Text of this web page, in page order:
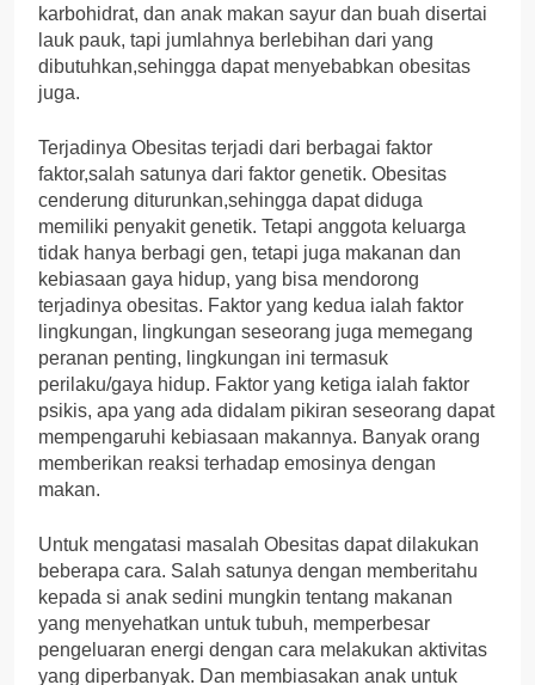
karbohidrat, dan anak makan sayur dan buah disertai
lauk pauk, tapi jumlahnya berlebihan dari yang
dibutuhkan,sehingga dapat menyebabkan obesitas
juga.
Terjadinya Obesitas terjadi dari berbagai faktor
faktor,salah satunya dari faktor genetik. Obesitas
cenderung diturunkan,sehingga dapat diduga
memiliki penyakit genetik. Tetapi anggota keluarga
tidak hanya berbagi gen, tetapi juga makanan dan
kebiasaan gaya hidup, yang bisa mendorong
terjadinya obesitas. Faktor yang kedua ialah faktor
lingkungan, lingkungan seseorang juga memegang
peranan penting, lingkungan ini termasuk
perilaku/gaya hidup. Faktor yang ketiga ialah faktor
psikis, apa yang ada didalam pikiran seseorang dapat
mempengaruhi kebiasaan makannya. Banyak orang
memberikan reaksi terhadap emosinya dengan
makan.
Untuk mengatasi masalah Obesitas dapat dilakukan
beberapa cara. Salah satunya dengan memberitahu
kepada si anak sedini mungkin tentang makanan
yang menyehatkan untuk tubuh, memperbesar
pengeluaran energi dengan cara melakukan aktivitas
yang diperbanyak. Dan membiasakan anak untuk